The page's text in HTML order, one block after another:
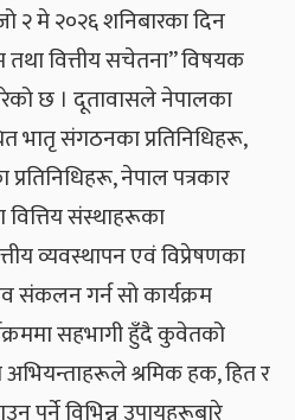
२ मे २०२६ शनिबारका दिन
वित्तीय सचेतना” विषयक
छ । दूतावासले नेपालका
संगठनका प्रतिनिधिहरू,
नेपाल पत्रकार
वित्तिय संस्थाहरूका
व्यवस्थापन एवं विप्रेषणका
संकलन गर्न सो कार्यक्रम
सहभागी हुँदै कुवेतको
श्रमिक हक, हित र